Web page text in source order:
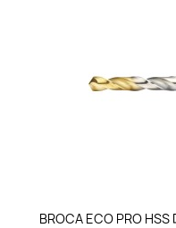
BROCA ECO PRO